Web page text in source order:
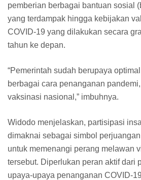
pemberian berbagai bantuan sosial
yang terdampak hingga kebijakan
COVID-19 yang dilakukan secara
tahun ke depan.
“Pemerintah sudah berupaya
berbagai cara penanganan
vaksinasi nasional,” imbuhnya.
Widodo menjelaskan, partisipasi
dimaknai sebagai simbol
untuk memenangi perang melawan
tersebut. Diperlukan peran aktif dari
upaya-upaya penanganan COVID-